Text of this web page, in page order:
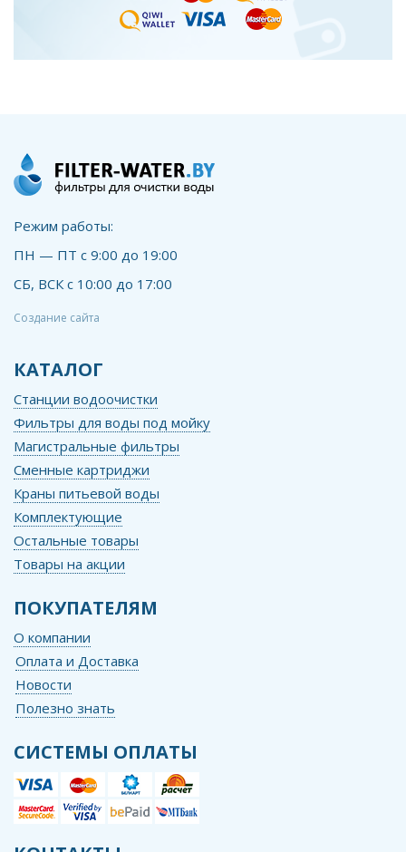
Режим работы:
ПН — ПТ с 9:00 до 19:00
СБ, ВСК с 10:00 до 17:00
Создание сайта
КАТАЛОГ
Станции водоочистки
Фильтры для воды под мойку
Магистральные фильтры
Сменные картриджи
Краны питьевой воды
Комплектующие
Остальные товары
Товары на акции
ПОКУПАТЕЛЯМ
О компании
Оплата и Доставка
Новости
Полезно знать
СИСТЕМЫ ОПЛАТЫ